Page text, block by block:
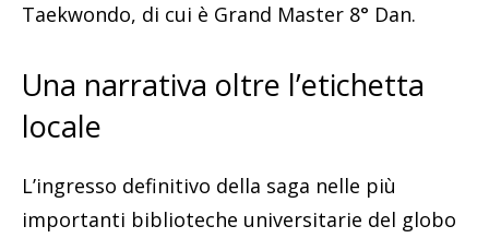
Taekwondo, di cui è Grand Master 8° Dan.
Una narrativa oltre l’etichetta
locale
L’ingresso definitivo della saga nelle più
importanti biblioteche universitarie del globo